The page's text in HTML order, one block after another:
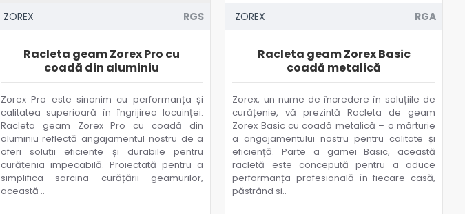
ZOREX RGS
Racleta geam Zorex Pro cu
coadă din aluminiu
Zorex Pro este sinonim cu performanța și
calitatea superioară în îngrijirea locuinței.
Racleta geam Zorex Pro cu coadă din
aluminiu reflectă angajamentul nostru de a
oferi soluții eficiente și durabile pentru
curățenia impecabilă. Proiectată pentru a
simplifica sarcina curățării geamurilor,
această ..
ZOREX RGA
Racleta geam Zorex Basic
coadă metalică
Zorex, un nume de încredere în soluțiile de
curățenie, vă prezintă Racleta de geam
Zorex Basic cu coadă metalică – o mărturie
a angajamentului nostru pentru calitate și
eficiență. Parte a gamei Basic, această
racletă este concepută pentru a aduce
performanța profesională în fiecare casă,
păstrând si..